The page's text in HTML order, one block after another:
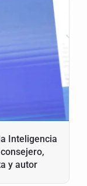
Inteligencia
y autor